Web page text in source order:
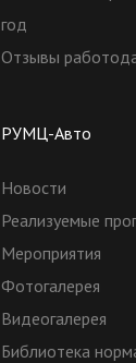
год
Отзывы
РУМЦ-Авто
Новости
Реализуемые
Мероприятия
Фотогалерея
Видеогалерея
Библиотека